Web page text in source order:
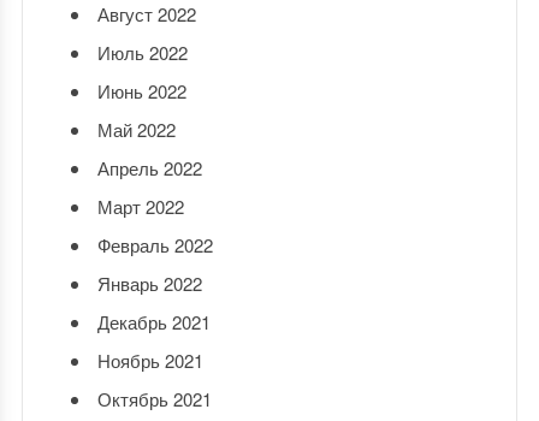
Август 2022
Июль 2022
Июнь 2022
Май 2022
Апрель 2022
Март 2022
Февраль 2022
Январь 2022
Декабрь 2021
Ноябрь 2021
Октябрь 2021